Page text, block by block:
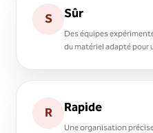
S Sûr
Des équipes
du matériel adapté pour
R Rapide
Une organisation